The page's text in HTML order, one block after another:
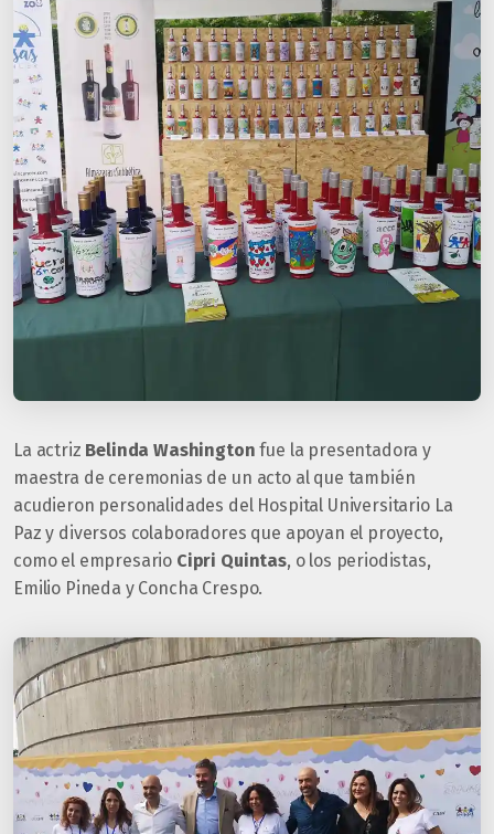
La actriz Belinda Washington fue la presentadora y
maestra de ceremonias de un acto al que también
acudieron personalidades del Hospital Universitario La
Paz y diversos colaboradores que apoyan el proyecto,
como el empresario Cipri Quintas, o los periodistas,
Emilio Pineda y Concha Crespo.